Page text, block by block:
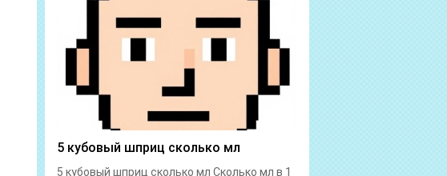
5 кубовый шприц сколько мл
5 кубовый шприц сколько мл Сколько мл в 1